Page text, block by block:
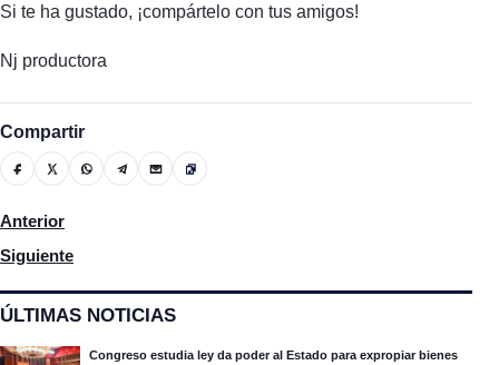
ÚLTIMAS NOTICIAS
Congreso estudia ley da poder al Estado para expropiar bienes
Si te ha gustado, ¡compártelo con tus amigos!
Nj productora
Compartir
Artículo anterior: Leonel arremete contra el gobierno y dice que
Anterior
Artículo siguiente: Préstamos aprobados por el Congreso
Siguiente